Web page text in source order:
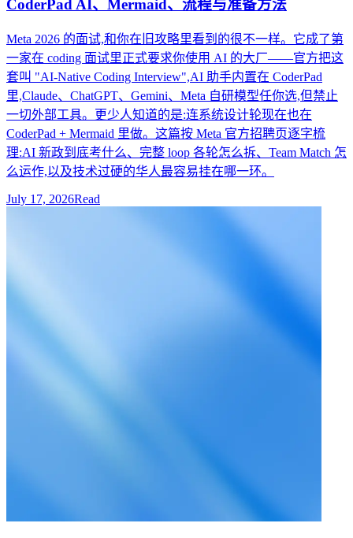
CoderPad AI、Mermaid、流程与准备方法
Meta 2026 的面试,和你在旧攻略里看到的很不一样。它成了第
一家在 coding 面试里正式要求你使用 AI 的大厂——官方把这
套叫 "AI-Native Coding Interview",AI 助手内置在 CoderPad
里,Claude、ChatGPT、Gemini、Meta 自研模型任你选,但禁止
一切外部工具。更少人知道的是:连系统设计轮现在也在
CoderPad + Mermaid 里做。这篇按 Meta 官方招聘页逐字梳
理:AI 新政到底考什么、完整 loop 各轮怎么拆、Team Match 怎
么运作,以及技术过硬的华人最容易挂在哪一环。
July 17, 2026Read